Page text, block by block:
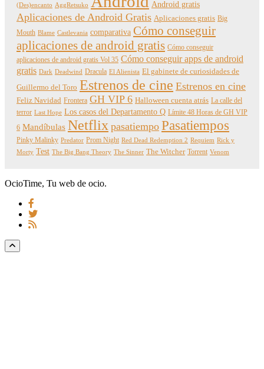
(Des)encanto AggRetsuko Android gratis
Aplicaciones de Android Gratis Aplicaciones gratis Big
Mouth Blame Castlevania comparativa Cómo conseguir
aplicaciones de android gratis Cómo conseguir
aplicaciones de android gratis Vol 35 Cómo conseguir apps de android
gratis Dark Deadwind Dracula El Alienista El gabinete de curiosidades de
Guillermo del Toro Estrenos de cine Estrenos en cine
Feliz Navidad Frontera GH VIP 6 Halloween cuenta atrás La calle del
terror Last Hope Los casos del Departamento Q Límite 48 Horas de GH VIP
6 Mandíbulas Netflix pasatiempo Pasatiempos
Pinky Malinky Predator Prom Night Red Dead Redemption 2 Requiem Rick y
Morty Test The Big Bang Theory The Sinner The Witcher Torrent Venom
OcioTime, Tu web de ocio.